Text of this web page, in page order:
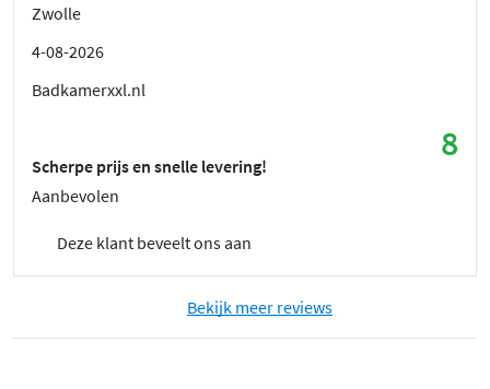
Zwolle
4-08-2026
Badkamerxxl.nl
8
Scherpe prijs en snelle levering!
Aanbevolen
Deze klant beveelt ons aan
Bekijk meer reviews